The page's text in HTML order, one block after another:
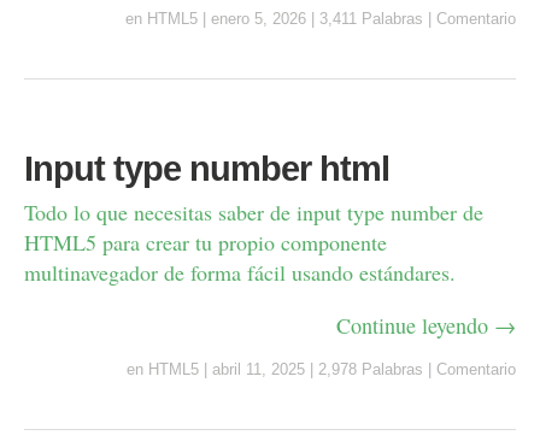
en HTML5 enero 5, 2026 3,411 Palabras Comentario
Input type number html
Todo lo que necesitas saber de input type number de
HTML5 para crear tu propio componente
multinavegador de forma fácil usando estándares.
Continue leyendo →
en HTML5 abril 11, 2025 2,978 Palabras Comentario